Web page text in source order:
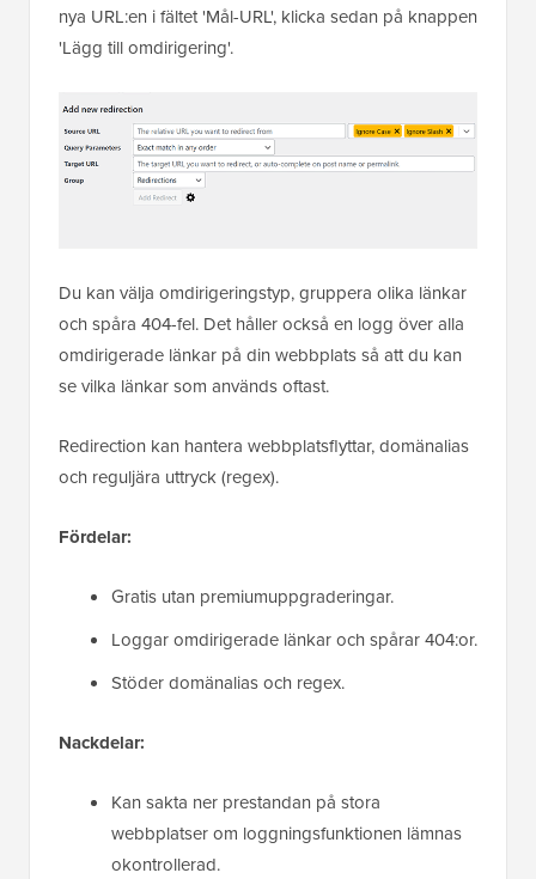
nya URL:en i fältet 'Mål-URL', klicka sedan på knappen
'Lägg till omdirigering'.
Du kan välja omdirigeringstyp, gruppera olika länkar
och spåra 404-fel. Det håller också en logg över alla
omdirigerade länkar på din webbplats så att du kan
se vilka länkar som används oftast.
Redirection kan hantera webbplatsflyttar, domänalias
och reguljära uttryck (regex).
Fördelar:
Gratis utan premiumuppgraderingar.
Loggar omdirigerade länkar och spårar 404:or.
Stöder domänalias och regex.
Nackdelar:
Kan sakta ner prestandan på stora
webbplatser om loggningsfunktionen lämnas
okontrollerad.